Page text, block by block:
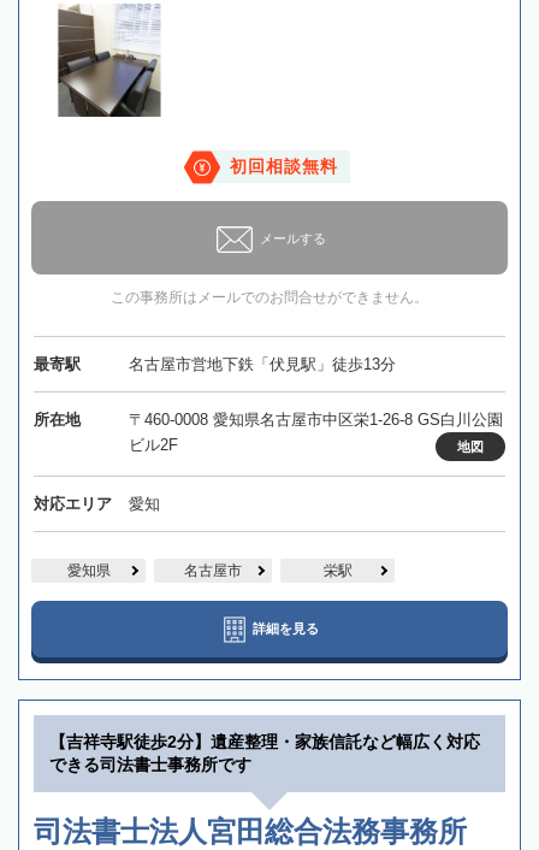
初回相談無料
メールする
この事務所はメールでのお問合せができません。
最寄駅 名古屋市営地下鉄「伏見駅」徒歩13分
所在地
〒460-0008 愛知県名古屋市中区栄1-26-8 GS白川公園
ビル2F
地図
対応エリア 愛知
愛知県 名古屋市 栄駅
詳細を見る
【吉祥寺駅徒歩2分】遺産整理・家族信託など幅広く対応
できる司法書士事務所です
司法書士法人宮田総合法務事務所